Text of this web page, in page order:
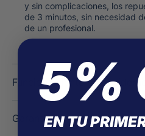
y sin complicaciones, los
de 3 minutos, sin necesidad
de un profesional.
Funcionamiento y
Garantías
5%
EN TU